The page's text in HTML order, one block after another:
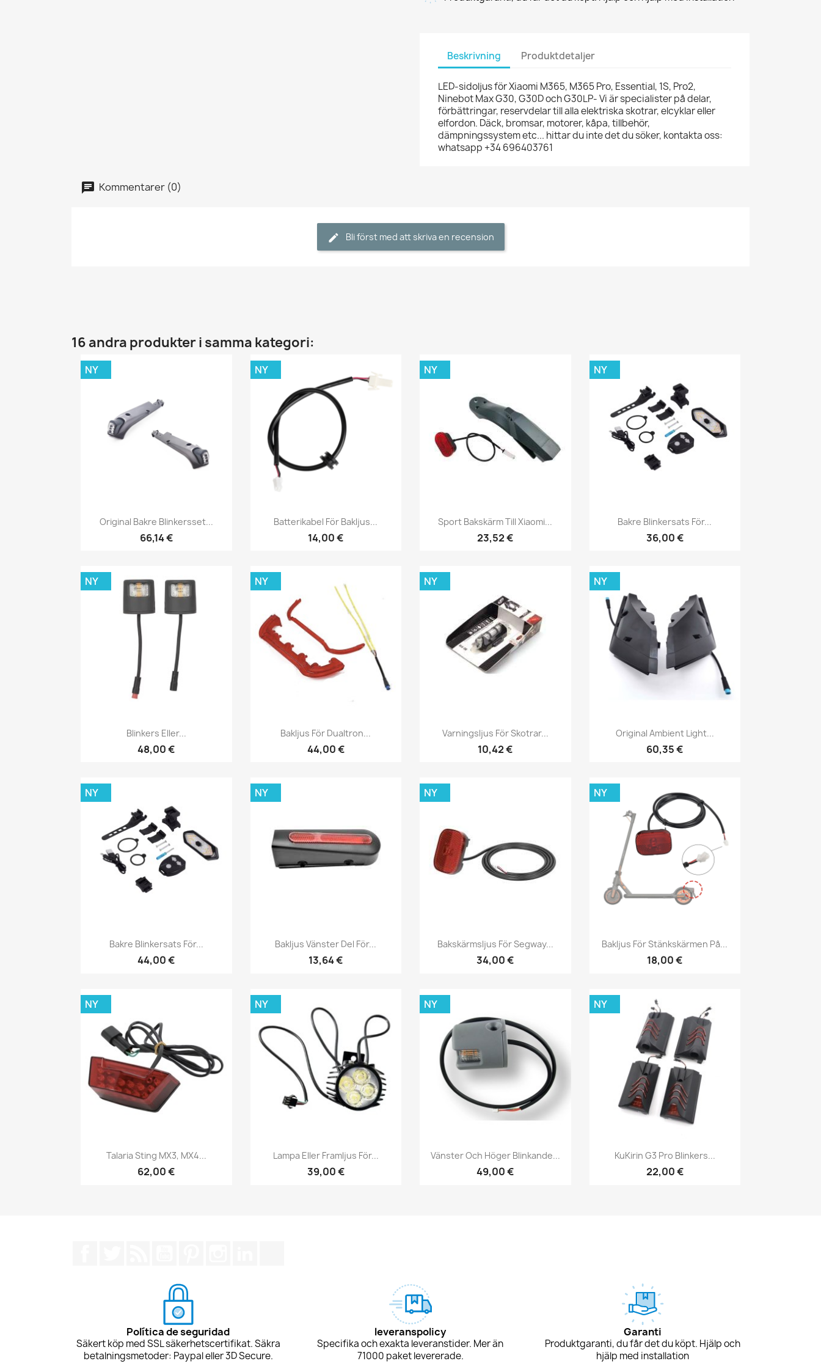
Beskrivning Produktdetaljer
LED-sidoljus för Xiaomi M365, M365 Pro, Essential, 1S, Pro2,
Ninebot Max G30, G30D och G30LP- Vi är specialister på delar,
förbättringar, reservdelar till alla elektriska skotrar, elcyklar eller
elfordon. Däck, bromsar, motorer, kåpa, tillbehör,
dämpningssystem etc... hittar du inte det du söker, kontakta oss:
whatsapp +34 696403761
Kommentarer (0)
Bli först med att skriva en recension
16 andra produkter i samma kategori:
Snabbvy
Original Bakre Blinkersset...
66,14 €
NY
Snabbvy
Batterikabel För Bakljus...
14,00 €
NY
Snabbvy
Sport Bakskärm Till Xiaomi...
23,52 €
NY
Snabbvy
Bakre Blinkersats För...
36,00 €
NY
Snabbvy
Blinkers Eller...
48,00 €
NY
 Snabbvy
Bakljus För Dualtron...
44,00 €
NY
Snabbvy
Varningsljus För Skotrar...
10,42 €
NY
Snabbvy
Original Ambient Light...
60,35 €
NY
Snabbvy
Bakre Blinkersats För...
44,00 €
NY
Snabbvy
Bakljus Vänster Del För...
13,64 €
NY
Snabbvy
Bakskärmsljus För Segway...
34,00 €
NY
Snabbvy
Bakljus För Stänkskärmen På...
18,00 €
NY
Snabbvy
Talaria Sting MX3, MX4...
62,00 €
NY
Snabbvy
Lampa Eller Framljus För...
39,00 €
NY
Snabbvy
Vänster Och Höger Blinkande...
49,00 €
NY
Snabbvy
KuKirin G3 Pro Blinkers...
22,00 €
NY
Política de seguridad
Säkert köp med SSL säkerhetscertifikat. Säkra
betalningsmetoder: Paypal eller 3D Secure.
leveranspolicy
Specifika och exakta leveranstider. Mer än
71000 paket levererade.
Garanti
Produktgaranti, du får det du köpt. Hjälp och
hjälp med installation